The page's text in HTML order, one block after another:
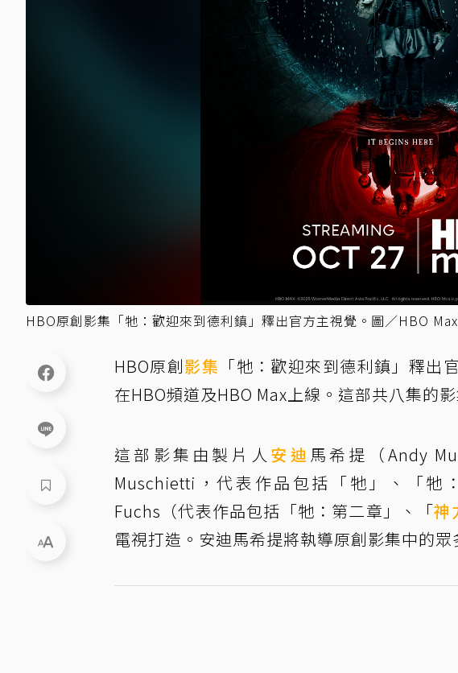
HBO原創影集「牠：歡迎來到德利鎮」釋出官方主視覺。圖／HBO
HBO原創影集 「牠：歡迎來到德利鎮」釋出
在HBO頻道及HBO Max上線。這部共八集的
這部影集由製片人 安迪馬希提（Andy
Muschietti，代表作品包括「牠」、「牠
Fuchs（代表作品包括「牠：第二章」、「神
電視打造。安迪馬希提將執導原創影集中的眾